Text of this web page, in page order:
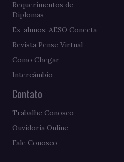
Requerimentos de
Diplomas
Ex-alunos: AESO Conecta
Revista Pense Virtual
Como Chegar
Intercâmbio
Contato
Trabalhe Conosco
Ouvidoria Online
Fale Conosco